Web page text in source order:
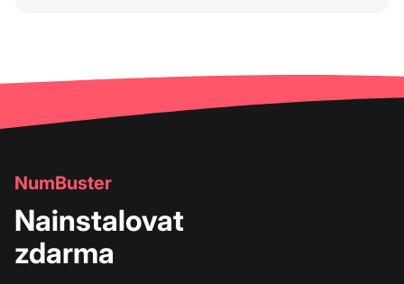
NumBuster
Nainstalovat
zdarma